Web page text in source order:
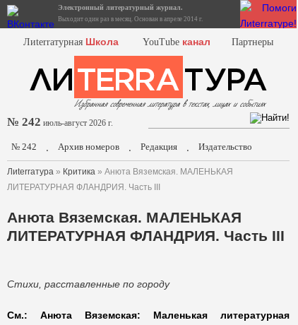
Электронный литературный журнал.
Выходит один раз в месяц. Основан в апреле 2014 г.
Лиterraтурная Школа YouTube канал Партнеры
№ 242 июль-август 2026 г.
№ 242 . Архив номеров . Редакция . Издательство
Лиterraтура » Критика » Анюта Вяземская. МАЛЕНЬКАЯ
ЛИТЕРАТУРНАЯ ФЛАНДРИЯ. Часть III
Анюта Вяземская. МАЛЕНЬКАЯ
ЛИТЕРАТУРНАЯ ФЛАНДРИЯ. Часть III
Стихи, расставленные по городу
См.: Анюта Вяземская: Маленькая литературная